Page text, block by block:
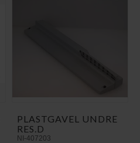
PLASTGAVEL UNDRE
RES.D
NI-407203